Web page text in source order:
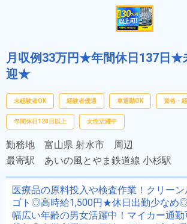
月収例33万円★年間休日137日★
迎★
未経験者OK 経験者優遇 車通勤OK 資格・
年間休日120日以上 女性活躍中
勤務地 富山県 射水市 周辺
最寄駅 あいの風とやま鉄道線 小杉駅
医療品の原料投入や検査作業！クリー
ゴト◎高時給1,500円★休日出勤少なめ
幅広い年齢の男女活躍中！マイカー通